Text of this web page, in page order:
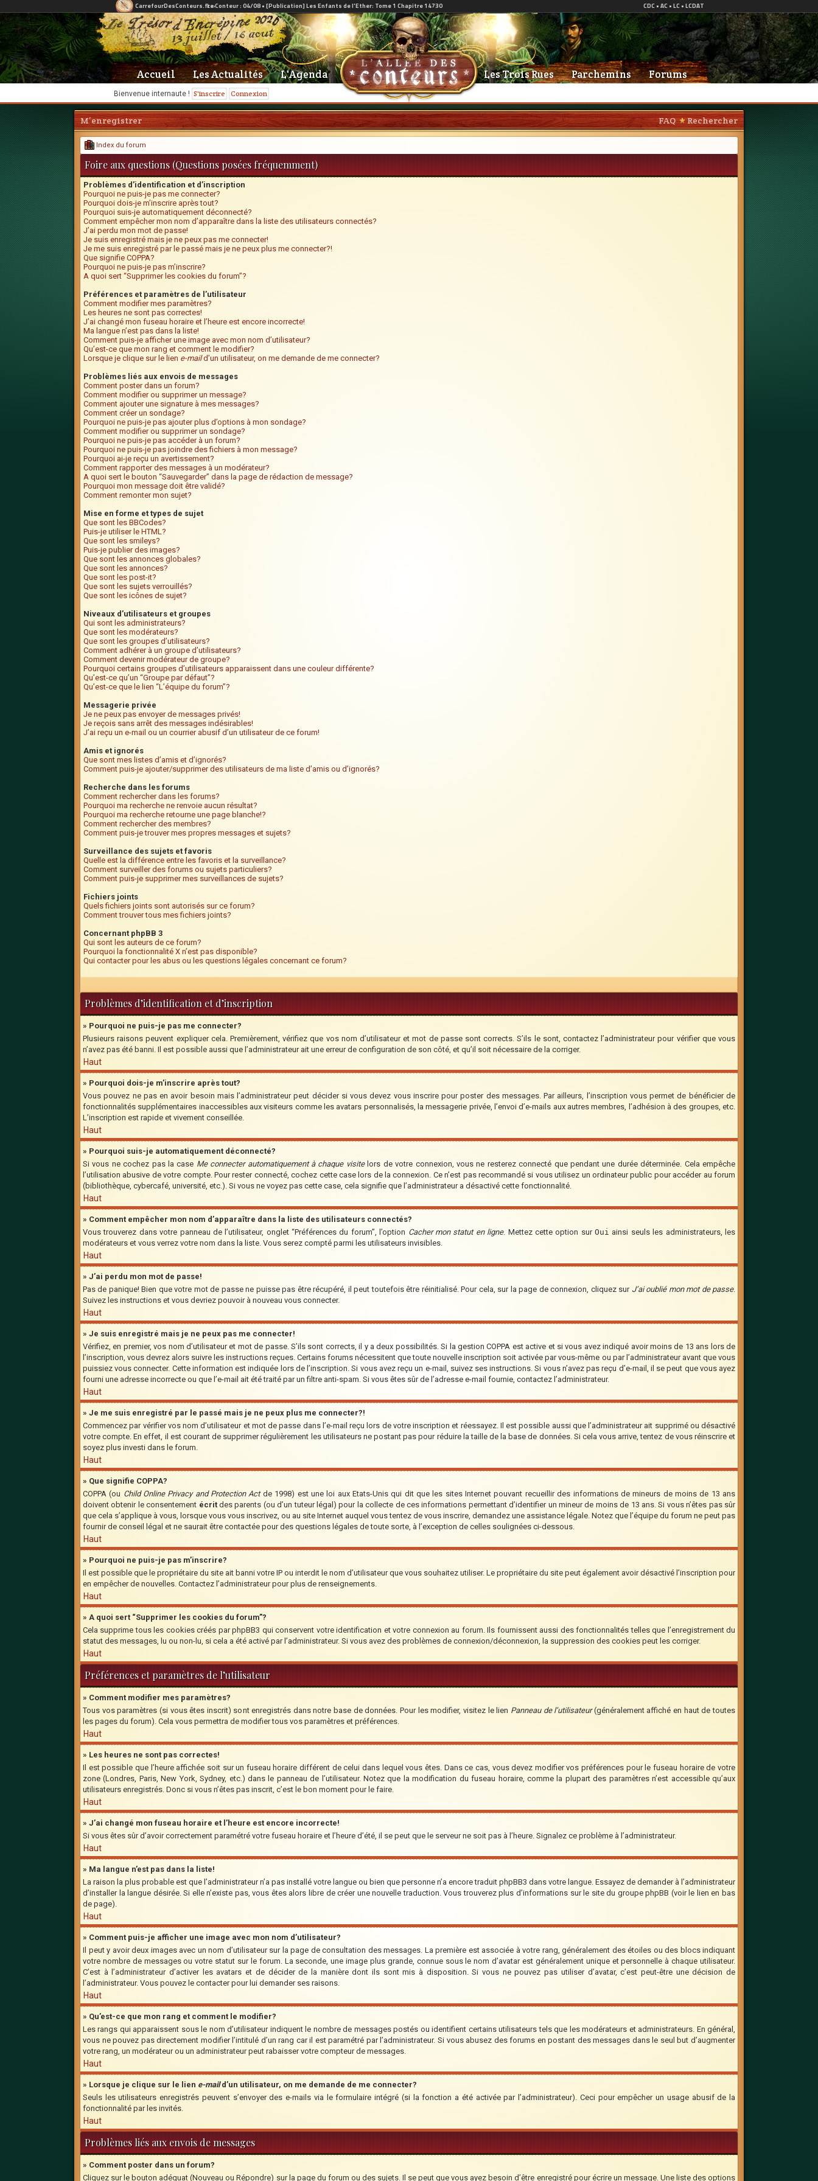
Bienvenue internaute ! S'inscrire Connexion
Accueil Les Actualités L'Agenda Les Trois Rues Parchemins Forums
FAQ Rechercher
M’enregistrer
Index du forum
Foire aux questions (Questions posées fréquemment)
Problèmes d’identification et d’inscription
Pourquoi ne puis-je pas me connecter?
Pourquoi dois-je m’inscrire après tout?
Pourquoi suis-je automatiquement déconnecté?
Comment empêcher mon nom d’apparaître dans la liste des utilisateurs connectés?
J’ai perdu mon mot de passe!
Je suis enregistré mais je ne peux pas me connecter!
Je me suis enregistré par le passé mais je ne peux plus me connecter?!
Que signifie COPPA?
Pourquoi ne puis-je pas m’inscrire?
A quoi sert “Supprimer les cookies du forum”?
Préférences et paramètres de l’utilisateur
Comment modifier mes paramètres?
Les heures ne sont pas correctes!
J’ai changé mon fuseau horaire et l’heure est encore incorrecte!
Ma langue n’est pas dans la liste!
Comment puis-je afficher une image avec mon nom d’utilisateur?
Qu’est-ce que mon rang et comment le modifier?
Lorsque je clique sur le lien e-maild’un utilisateur, on me demande de me connecter?
Problèmes liés aux envois de messages
Comment poster dans un forum?
Comment modifier ou supprimer un message?
Comment ajouter une signature à mes messages?
Comment créer un sondage?
Pourquoi ne puis-je pas ajouter plus d’options à mon sondage?
Comment modifier ou supprimer un sondage?
Pourquoi ne puis-je pas accéder à un forum?
Pourquoi ne puis-je pas joindre des fichiers à mon message?
Pourquoi ai-je reçu un avertissement?
Comment rapporter des messages à un modérateur?
A quoi sert le bouton “Sauvegarder” dans la page de rédaction de message?
Pourquoi mon message doit être validé?
Comment remonter mon sujet?
Mise en forme et types de sujet
Que sont les BBCodes?
Puis-je utiliser le HTML?
Que sont les smileys?
Puis-je publier des images?
Que sont les annonces globales?
Que sont les annonces?
Que sont les post-it?
Que sont les sujets verrouillés?
Que sont les icônes de sujet?
Niveaux d’utilisateurs et groupes
Qui sont les administrateurs?
Que sont les modérateurs?
Que sont les groupes d’utilisateurs?
Comment adhérer à un groupe d’utilisateurs?
Comment devenir modérateur de groupe?
Pourquoi certains groupes d’utilisateurs apparaissent dans une couleur différente?
Qu’est-ce qu’un “Groupe par défaut”?
Qu’est-ce que le lien “L’équipe du forum”?
Messagerie privée
Je ne peux pas envoyer de messages privés!
Je reçois sans arrêt des messages indésirables!
J’ai reçu un e-mail ou un courrier abusif d’un utilisateur de ce forum!
Amis et ignorés
Que sont mes listes d’amis et d’ignorés?
Comment puis-je ajouter/supprimer des utilisateurs de ma liste d’amis ou d’ignorés?
Recherche dans les forums
Comment rechercher dans les forums?
Pourquoi ma recherche ne renvoie aucun résultat?
Pourquoi ma recherche retourne une page blanche!?
Comment rechercher des membres?
Comment puis-je trouver mes propres messages et sujets?
Surveillance des sujets et favoris
Quelle est la différence entre les favoris et la surveillance?
Comment surveiller des forums ou sujets particuliers?
Comment puis-je supprimer mes surveillances de sujets?
Fichiers joints
Quels fichiers joints sont autorisés sur ce forum?
Comment trouver tous mes fichiers joints?
Concernant phpBB 3
Qui sont les auteurs de ce forum?
Pourquoi la fonctionnalité X n’est pas disponible?
Qui contacter pour les abus ou les questions légales concernant ce forum?
Problèmes d’identification et d’inscription
» Pourquoi ne puis-je pas me connecter?
Plusieurs raisons peuvent expliquer cela. Premièrement, vérifiez que vos nom d’utilisateur et mot de passe sont corrects. S’ils le sont, contactez l’administrateur pour vérifier que vous
n’avez pas été banni. Il est possible aussi que l’administrateur ait une erreur de configuration de son côté, et qu’il soit nécessaire de la corriger.
Haut
» Pourquoi dois-je m’inscrire après tout?
Vous pouvez ne pas en avoir besoin mais l’administrateur peut décider si vous devez vous inscrire pour poster des messages. Par ailleurs, l’inscription vous permet de bénéficier de
fonctionnalités supplémentaires inaccessibles aux visiteurs comme les avatars personnalisés, la messagerie privée, l’envoi d’e-mails aux autres membres, l’adhésion à des groupes, etc.
L’inscription est rapide et vivement conseillée.
Haut
» Pourquoi suis-je automatiquement déconnecté?
Si vous ne cochez pas la case Me connecter automatiquement à chaque visitelors de votre connexion, vous ne resterez connecté que pendant une durée déterminée. Cela empêche
l’utilisation abusive de votre compte. Pour rester connecté, cochez cette case lors de la connexion. Ce n’est pas recommandé si vous utilisez un ordinateur public pour accéder au forum
(bibliothèque, cybercafé, université, etc.). Si vous ne voyez pas cette case, cela signifie que l’administrateur a désactivé cette fonctionnalité.
Haut
» Comment empêcher mon nom d’apparaître dans la liste des utilisateurs connectés?
Vous trouverez dans votre panneau de l’utilisateur, onglet “Préférences du forum”, l’option Cacher mon statut en ligne. Mettez cette option surOui ainsi seuls les administrateurs, les
modérateurs et vous verrez votre nom dans la liste. Vous serez compté parmi les utilisateurs invisibles.
Haut
» J’ai perdu mon mot de passe!
Pas de panique! Bien que votre mot de passe ne puisse pas être récupéré, il peut toutefois être réinitialisé. Pour cela, sur la page de connexion, cliquez sur J’ai oublié mon mot de passe.
Suivez les instructions et vous devriez pouvoir à nouveau vous connecter.
Haut
» Je suis enregistré mais je ne peux pas me connecter!
Vérifiez, en premier, vos nom d’utilisateur et mot de passe. S’ils sont corrects, il y a deux possibilités. Si la gestion COPPA est active et si vous avez indiqué avoir moins de 13 ans lors de
l’inscription, vous devrez alors suivre les instructions reçues. Certains forums nécessitent que toute nouvelle inscription soit activée par vous-même ou par l’administrateur avant que vous
puissiez vous connecter. Cette information est indiquée lors de l’inscription. Si vous avez reçu un e-mail, suivez ses instructions. Si vous n’avez pas reçu d’e-mail, il se peut que vous ayez
fourni une adresse incorrecte ou que l’e-mail ait été traité par un filtre anti-spam. Si vous êtes sûr de l’adresse e-mail fournie, contactez l’administrateur.
Haut
» Je me suis enregistré par le passé mais je ne peux plus me connecter?!
Commencez par vérifier vos nom d’utilisateur et mot de passe dans l’e-mail reçu lors de votre inscription et réessayez. Il est possible aussi que l’administrateur ait supprimé ou désactivé
votre compte. En effet, il est courant de supprimer régulièrement les utilisateurs ne postant pas pour réduire la taille de la base de données. Si cela vous arrive, tentez de vous réinscrire et
soyez plus investi dans le forum.
Haut
» Que signifie COPPA?
COPPA (ou Child Online Privacy and Protection Actde 1998) est une loi aux Etats-Unis qui dit que les sites Internet pouvant recueillir des informations de mineurs de moins de 13 ans
doivent obtenir le consentement écritdes parents (ou d’un tuteur légal) pour la collecte de ces informations permettant d’identifier un mineur de moins de 13 ans. Si vous n’êtes pas sûr
que cela s’applique à vous, lorsque vous vous inscrivez, ou au site Internet auquel vous tentez de vous inscrire, demandez une assistance légale. Notez que l’équipe du forum ne peut pas
fournir de conseil légal et ne saurait être contactée pour des questions légales de toute sorte, à l’exception de celles soulignées ci-dessous.
Haut
» Pourquoi ne puis-je pas m’inscrire?
Il est possible que le propriétaire du site ait banni votre IP ou interdit le nom d’utilisateur que vous souhaitez utiliser. Le propriétaire du site peut également avoir désactivé l’inscription pour
en empêcher de nouvelles. Contactez l’administrateur pour plus de renseignements.
Haut
» A quoi sert “Supprimer les cookies du forum”?
Cela supprime tous les cookies créés par phpBB3 qui conservent votre identification et votre connexion au forum. Ils fournissent aussi des fonctionnalités telles que l’enregistrement du
statut des messages, lu ou non-lu, si cela a été activé par l’administrateur. Si vous avez des problèmes de connexion/déconnexion, la suppression des cookies peut les corriger.
Haut
Préférences et paramètres de l’utilisateur
» Comment modifier mes paramètres?
Tous vos paramètres (si vous êtes inscrit) sont enregistrés dans notre base de données. Pour les modifier, visitez le lien Panneau de l’utilisateur(généralement affiché en haut de toutes
les pages du forum). Cela vous permettra de modifier tous vos paramètres et préférences.
Haut
» Les heures ne sont pas correctes!
Il est possible que l’heure affichée soit sur un fuseau horaire différent de celui dans lequel vous êtes. Dans ce cas, vous devez modifier vos préférences pour le fuseau horaire de votre
zone (Londres, Paris, New York, Sydney, etc.) dans le panneau de l’utilisateur. Notez que la modification du fuseau horaire, comme la plupart des paramètres n’est accessible qu’aux
utilisateurs enregistrés. Donc si vous n’êtes pas inscrit, c’est le bon moment pour le faire.
Haut
» J’ai changé mon fuseau horaire et l’heure est encore incorrecte!
Si vous êtes sûr d’avoir correctement paramétré votre fuseau horaire et l’heure d’été, il se peut que le serveur ne soit pas à l’heure. Signalez ce problème à l’administrateur.
Haut
» Ma langue n’est pas dans la liste!
La raison la plus probable est que l’administrateur n’a pas installé votre langue ou bien que personne n’a encore traduit phpBB3 dans votre langue. Essayez de demander à l’administrateur
d’installer la langue désirée. Si elle n’existe pas, vous êtes alors libre de créer une nouvelle traduction. Vous trouverez plus d’informations sur le site du groupe phpBB (voir le lien en bas
de page).
Haut
» Comment puis-je afficher une image avec mon nom d’utilisateur?
Il peut y avoir deux images avec un nom d’utilisateur sur la page de consultation des messages. La première est associée à votre rang, généralement des étoiles ou des blocs indiquant
votre nombre de messages ou votre statut sur le forum. La seconde, une image plus grande, connue sous le nom d’avatar est généralement unique et personnelle à chaque utilisateur.
C’est à l’administrateur d’activer les avatars et de décider de la manière dont ils sont mis à disposition. Si vous ne pouvez pas utiliser d’avatar, c’est peut-être une décision de
l’administrateur. Vous pouvez le contacter pour lui demander ses raisons.
Haut
» Qu’est-ce que mon rang et comment le modifier?
Les rangs qui apparaissent sous le nom d’utilisateur indiquent le nombre de messages postés ou identifient certains utilisateurs tels que les modérateurs et administrateurs. En général,
vous ne pouvez pas directement modifier l’intitulé d’un rang car il est paramétré par l’administrateur. Si vous abusez des forums en postant des messages dans le seul but d’augmenter
votre rang, un modérateur ou un administrateur peut rabaisser votre compteur de messages.
Haut
» Lorsque je clique sur le lien e-maild’un utilisateur, on me demande de me connecter?
Seuls les utilisateurs enregistrés peuvent s’envoyer des e-mails via le formulaire intégré (si la fonction a été activée par l’administrateur). Ceci pour empêcher un usage abusif de la
fonctionnalité par les invités.
Haut
Problèmes liés aux envois de messages
» Comment poster dans un forum?
Cliquez sur le bouton adéquat (Nouveau ou Répondre) sur la page du forum ou des sujets. Il se peut que vous ayez besoin d’être enregistré pour écrire un message. Une liste des options